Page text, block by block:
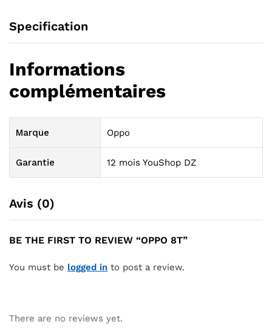
Specification
Informations
complémentaires
Marque Oppo
Garantie 12 mois YouShop DZ
Avis (0)
BE THE FIRST TO REVIEW “OPPO 8T”
You must be logged in to post a review.
There are no reviews yet.